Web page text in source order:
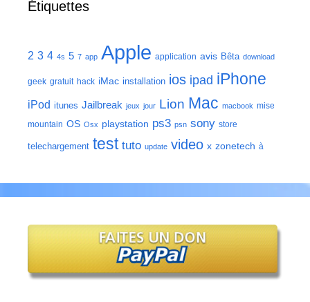
Étiquettes
2 3 4 4s 5 7 app Apple application avis Bêta download
geek gratuit hack iMac installation ios ipad iPhone
iPod itunes Jailbreak jeux jour Lion Mac macbook mise
mountain OS Osx playstation ps3 psn sony store
telechargement test tuto update video x zonetech à